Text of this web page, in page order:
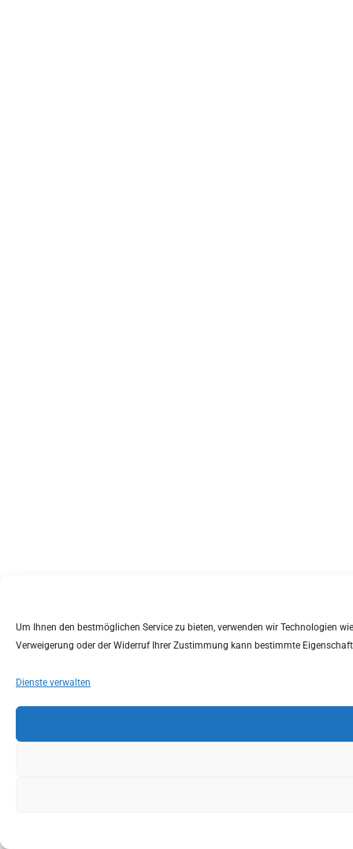
Um Ihnen den bestmöglichen Service zu bieten, verwenden wir Technologien
Verweigerung oder der Widerruf Ihrer Zustimmung kann bestimmte
Dienste verwalten